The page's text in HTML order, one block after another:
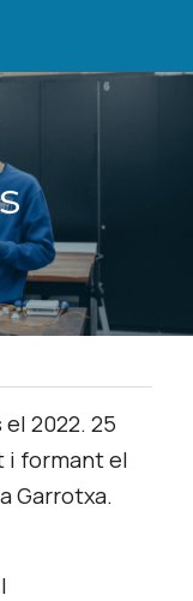
2022. 25
i formant el
Garrotxa.